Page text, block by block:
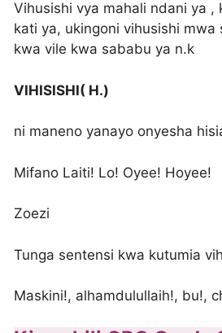
Vihusishi vya mahali ndani ya ,
kati ya, ukingoni vihusishi mwa
kwa vile kwa sababu ya n.k
VIHISISHI( H.)
ni maneno yanayo onyesha
Mifano Laiti! Lo! Oyee! Hoyee!
Zoezi
Tunga sentensi kwa kutumia
Maskini!, alhamdulullaih!, bu!,